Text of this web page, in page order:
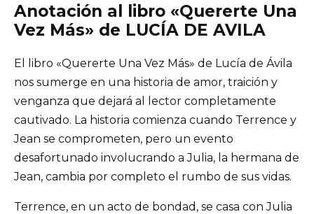
Anotación al libro «Quererte Una
Vez Más» de LUCÍA DE AVILA
El libro «Quererte Una Vez Más» de Lucía de Ávila
nos sumerge en una historia de amor, traición y
venganza que dejará al lector completamente
cautivado. La historia comienza cuando Terrence y
Jean se comprometen, pero un evento
desafortunado involucrando a Julia, la hermana de
Jean, cambia por completo el rumbo de sus vidas.
Terrence, en un acto de bondad, se casa con Julia